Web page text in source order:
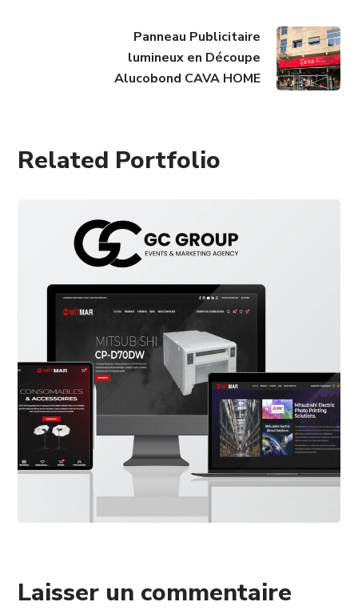
Panneau Publicitaire
lumineux en Découpe
Alucobond CAVA HOME
Related Portfolio
Laisser un commentaire